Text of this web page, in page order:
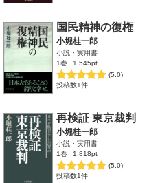
国民精神の復権
小堀桂一郎
小説・実用書
1巻
1,545pt
(5.0)
投稿数1件
再検証 東京裁判
小堀桂一郎
小説・実用書
1巻
1,818pt
(5.0)
投稿数1件